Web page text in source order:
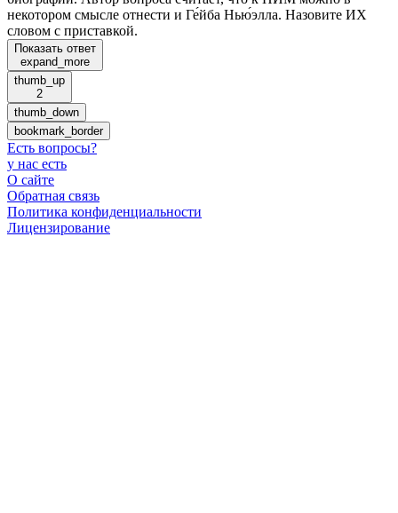
некотором смысле отнести и Ге́йба Нью́элла. Назовите ИХ
словом с приставкой.
Показать ответ
expand_more
thumb_up
2
thumb_down
bookmark_border
Есть вопросы?
у нас есть
О сайте
Обратная связь
Политика конфиденциальности
Лицензирование